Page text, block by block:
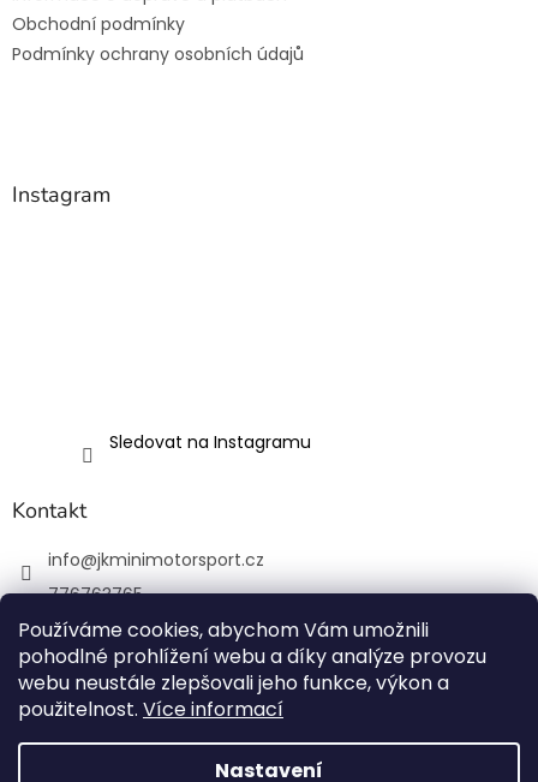
Používáme cookies, abychom Vám umožnili
pohodlné prohlížení webu a díky analýze provozu
webu neustále zlepšovali jeho funkce, výkon a
použitelnost. Více informací
Nastavení
Obchodní podmínky
Podmínky ochrany osobních údajů
Instagram
Sledovat na Instagramu
Kontakt
info@jkminimotorsport.cz
776763765
JK MINI Motorsport
JKMiniMotorsport.cz
Vytvořil Shoptet